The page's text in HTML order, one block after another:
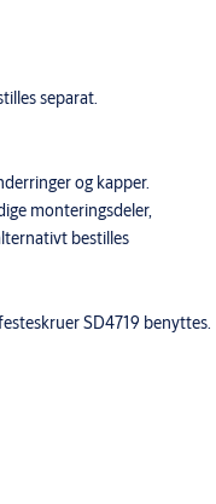
separat.
og kapper.
monteringsdeler,
bestilles
SD4719 benyttes.